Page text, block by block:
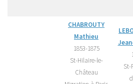
CHABROUTY
Mathieu
1853-1875
St-Hilaire-le-
Château
St-